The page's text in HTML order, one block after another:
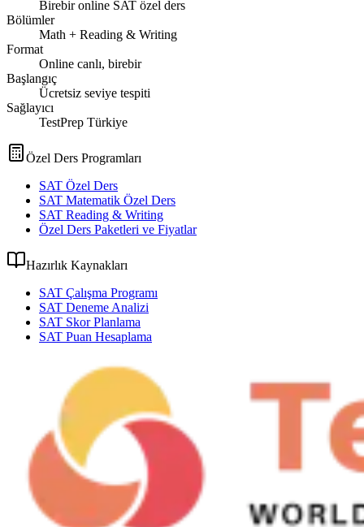
Birebir online SAT özel ders
Bölümler
Math + Reading & Writing
Format
Online canlı, birebir
Başlangıç
Ücretsiz seviye tespiti
Sağlayıcı
TestPrep Türkiye
Özel Ders Programları
SAT Özel Ders
SAT Matematik Özel Ders
SAT Reading & Writing
Özel Ders Paketleri ve Fiyatlar
Hazırlık Kaynakları
SAT Çalışma Programı
SAT Deneme Analizi
SAT Skor Planlama
SAT Puan Hesaplama